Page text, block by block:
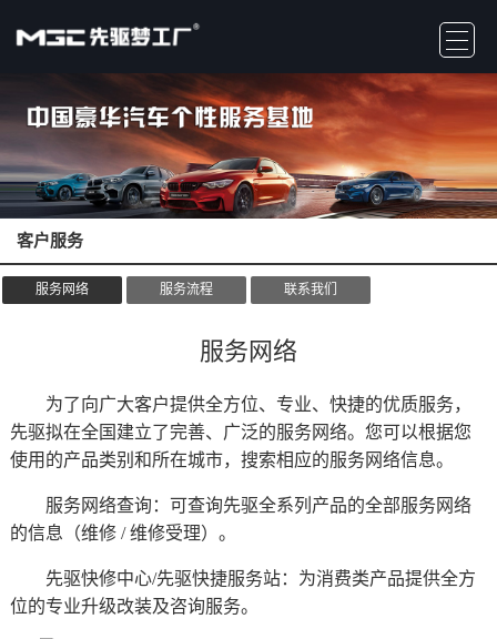
客户服务
服务网络 服务流程 联系我们
服务网络
为了向广大客户提供全方位、专业、快捷的优质服务，
先驱拟在全国建立了完善、广泛的服务网络。您可以根据您
使用的产品类别和所在城市，搜索相应的服务网络信息。
服务网络查询：可查询先驱全系列产品的全部服务网络
的信息（维修 / 维修受理）。
先驱快修中心/先驱快捷服务站：为消费类产品提供全方
位的专业升级改装及咨询服务。